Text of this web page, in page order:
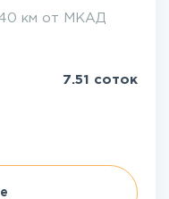
км от МКАД
7.51 соток